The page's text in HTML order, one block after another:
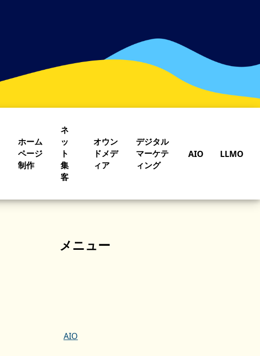
ホーム
ページ
制作
ネ
ッ
ト
集
客
オウン
ドメデ
ィア
デジタル
マーケテ
ィング
AIO LLMO
メニュー
AIO